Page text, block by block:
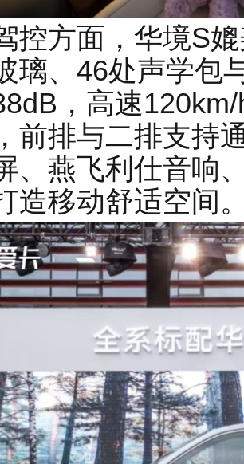
控方面，华境S
璃、46处声学包
，高速
前排与二排支持
、燕飞利仕音响
造移动舒适空间